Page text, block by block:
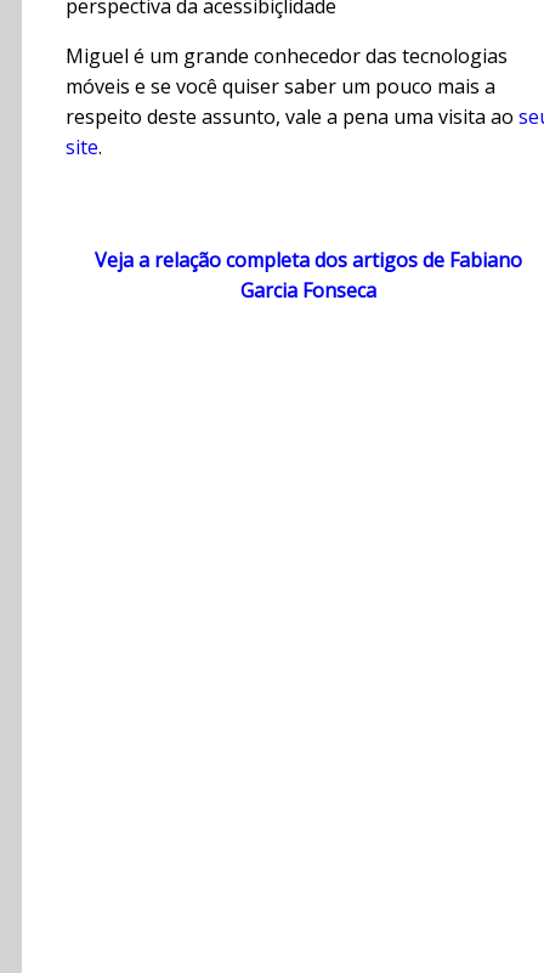
perspectiva da acessibiçlidade
Miguel é um grande conhecedor das tecnologias
móveis e se você quiser saber um pouco mais a
respeito deste assunto, vale a pena uma visita ao
site.
Veja a relação completa dos artigos de Fabiano
Garcia Fonseca